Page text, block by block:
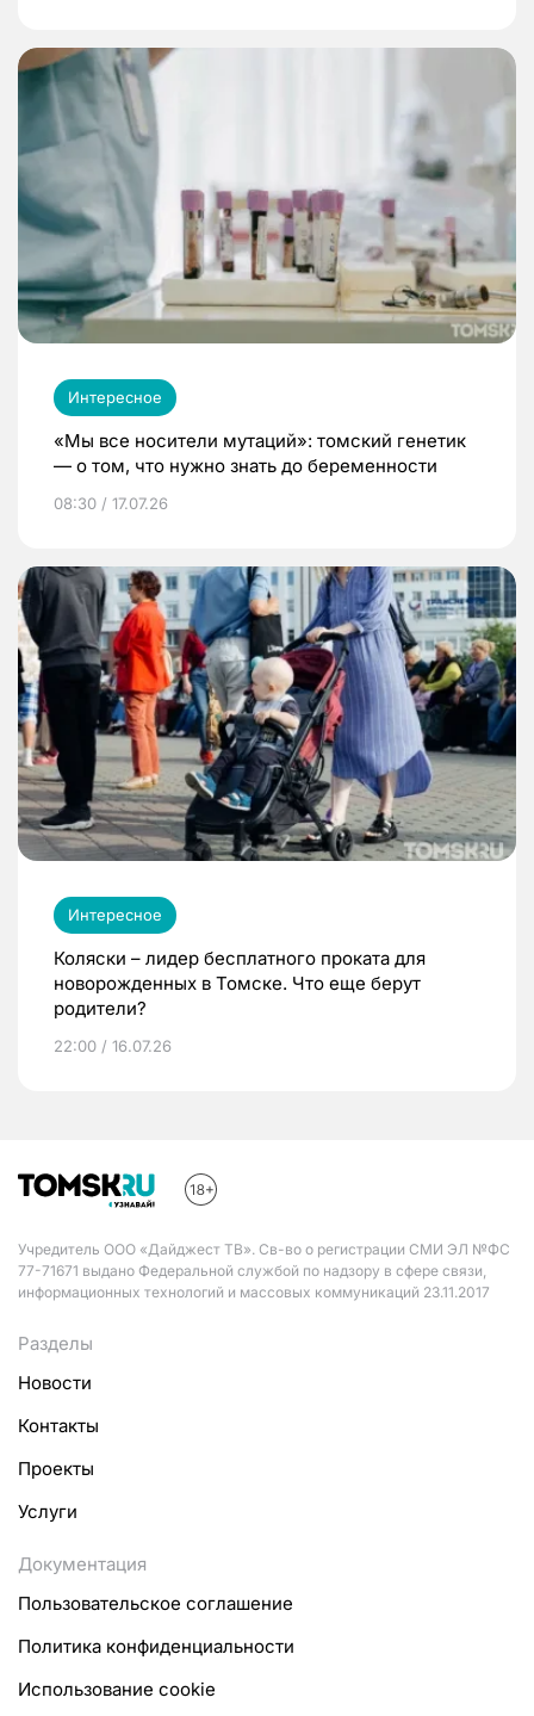
Интересное
«Мы все носители мутаций»: томский генетик
— о том, что нужно знать до беременности
08:30 / 17.07.26
Интересное
Коляски – лидер бесплатного проката для
новорожденных в Томске. Что еще берут
родители?
22:00 / 16.07.26
Учредитель ООО «Дайджест ТВ». Св-во о регистрации СМИ ЭЛ №ФС
77-71671 выдано Федеральной службой по надзору в сфере связи,
информационных технологий и массовых коммуникаций 23.11.2017
Разделы
Новости
Контакты
Проекты
Услуги
Документация
Пользовательское соглашение
Политика конфиденциальности
Использование cookie